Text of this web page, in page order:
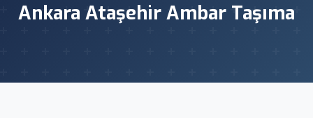
Ankara Ataşehir Ambar Taşıma